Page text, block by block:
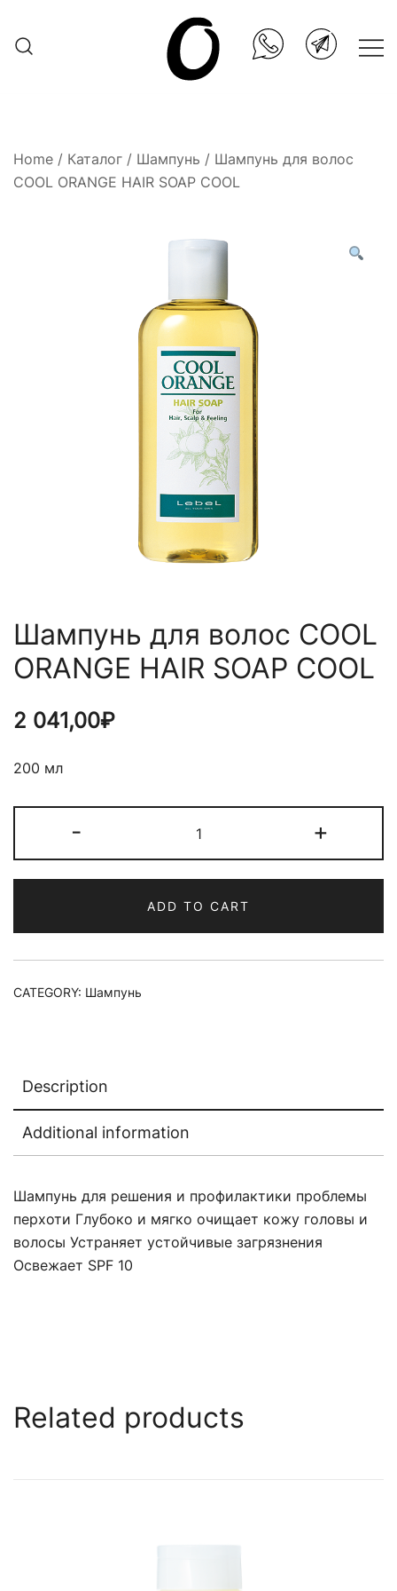
content
Home / Каталог / Шампунь / Шампунь для волос
COOL ORANGE HAIR SOAP COOL
Шампунь для волос COOL
ORANGE HAIR SOAP COOL
2 041,00₽
200 мл
-
для
волос
ORANGE
HAIR
SOAP
+
ADD TO CART
CATEGORY: Шампунь
Description
Additional information
Шампунь для решения и профилактики проблемы
перхоти Глубоко и мягко очищает кожу головы и
волосы Устраняет устойчивые загрязнения
Освежает SPF 10
Related products